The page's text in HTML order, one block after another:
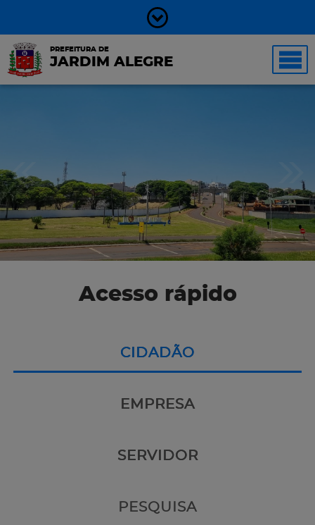
PREFEITURA DE
JARDIM ALEGRE
Acesso rápido
CIDADÃO
EMPRESA
SERVIDOR
PESQUISA